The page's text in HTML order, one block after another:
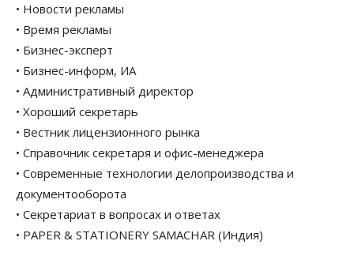
• Новости рекламы
• Время рекламы
• Бизнес-эксперт
• Бизнес-информ, ИА
• Административный директор
• Хороший секретарь
• Вестник лицензионного рынка
• Справочник секретаря и офис-менеджера
• Современные технологии делопроизводства и
документооборота
• Секретариат в вопросах и ответах
• PAPER & STATIONERY SAMACHAR (Индия)